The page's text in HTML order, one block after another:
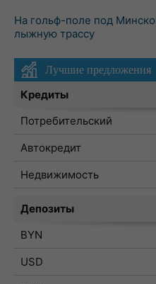
На гольф-поле под
лыжную трассу
Лучшие предложения
Кредиты
Потребительский
Автокредит
Недвижимость
Депозиты
BYN
USD